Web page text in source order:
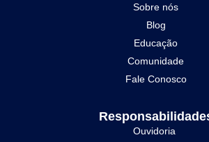
Sobre nós
Blog
Educação
Comunidade
Fale Conosco
Ouvidoria